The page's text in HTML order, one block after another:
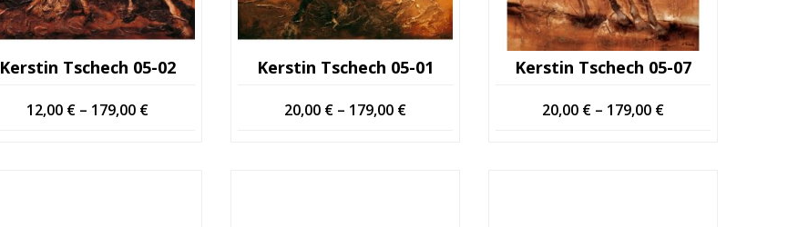
Kerstin Tschech 05-02
12,00 € – 179,00 €Hintaluokka:
Kerstin Tschech 05-01
20,00 € – 179,00 €Hintaluokka:
Kerstin Tschech 05-07
20,00 € – 179,00 €Hintaluokka: